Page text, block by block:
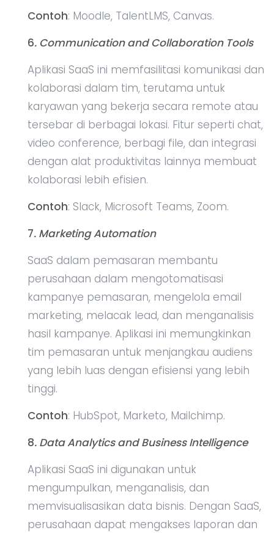
Contoh: Moodle, TalentLMS, Canvas.
6. Communication and Collaboration Tools
Aplikasi SaaS ini memfasilitasi komunikasi dan
kolaborasi dalam tim, terutama untuk
karyawan yang bekerja secara remote atau
tersebar di berbagai lokasi. Fitur seperti chat,
video conference, berbagi file, dan integrasi
dengan alat produktivitas lainnya membuat
kolaborasi lebih efisien.
Contoh: Slack, Microsoft Teams, Zoom.
7. Marketing Automation
SaaS dalam pemasaran membantu
perusahaan dalam mengotomatisasi
kampanye pemasaran, mengelola email
marketing, melacak lead, dan menganalisis
hasil kampanye. Aplikasi ini memungkinkan
tim pemasaran untuk menjangkau audiens
yang lebih luas dengan efisiensi yang lebih
tinggi.
Contoh: HubSpot, Marketo, Mailchimp.
8. Data Analytics and Business Intelligence
Aplikasi SaaS ini digunakan untuk
mengumpulkan, menganalisis, dan
memvisualisasikan data bisnis. Dengan SaaS,
perusahaan dapat mengakses laporan dan